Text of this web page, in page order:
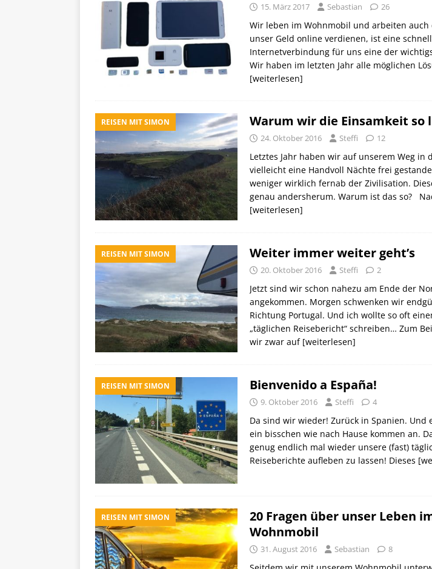
15. März 2017 Sebastian 26
Wir leben im Wohnmobil und arbeiten auch
unser Geld online verdienen, ist eine
Internetverbindung für uns eine der
Wir haben im letzten Jahr alle möglichen
[weiterlesen]
REISEN MIT SIMON Warum wir die Einsamkeit so
24. Oktober 2016 Steffi 12
Letztes Jahr haben wir auf unserem Weg in
vielleicht eine Handvoll Nächte frei
weniger wirklich fernab der Zivilisation.
genau andersherum. Warum ist das so?
[weiterlesen]
REISEN MIT SIMON Weiter immer weiter geht’s
20. Oktober 2016 Steffi 2
Jetzt sind wir schon nahezu am Ende der
angekommen. Morgen schwenken wir
Richtung Portugal. Und ich wollte so oft
„täglichen Reisebericht“ schreiben… Zum
wir zwar auf [weiterlesen]
REISEN MIT SIMON Bienvenido a España!
9. Oktober 2016 Steffi 4
Da sind wir wieder! Zurück in Spanien. Und
ein bisschen wie nach Hause kommen an.
genug endlich mal wieder unsere (fast)
Reiseberichte aufleben zu lassen! Dieses
REISEN MIT SIMON
20 Fragen über unser Leben
Wohnmobil
31. August 2016 Sebastian 8